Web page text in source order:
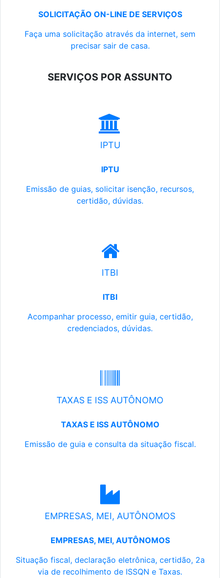
SOLICITAÇÃO ON-LINE DE SERVIÇOS
Faça uma solicitação através da internet, sem
precisar sair de casa.
SERVIÇOS POR ASSUNTO
IPTU
IPTU
Emissão de guias, solicitar isenção, recursos,
certidão, dúvidas.
ITBI
ITBI
Acompanhar processo, emitir guia, certidão,
credenciados, dúvidas.
TAXAS E ISS AUTÔNOMO
TAXAS E ISS AUTÔNOMO
Emissão de guia e consulta da situação fiscal.
EMPRESAS, MEI, AUTÔNOMOS
EMPRESAS, MEI, AUTÔNOMOS
Situação fiscal, declaração eletrônica, certidão, 2a
via de recolhimento de ISSQN e Taxas.